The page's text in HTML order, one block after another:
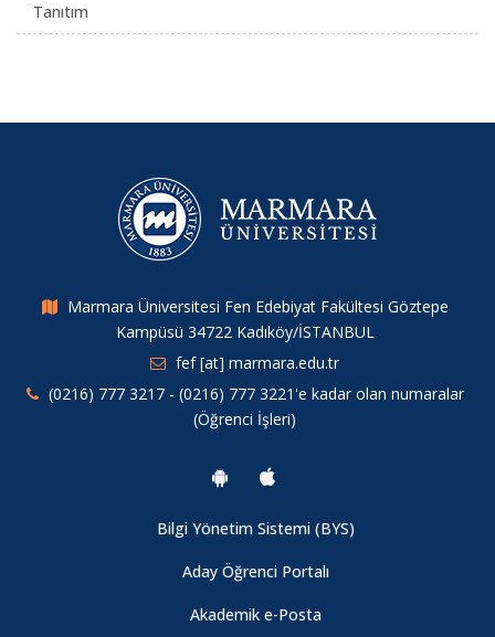
Tanıtım
Marmara Üniversitesi Fen Edebiyat Fakültesi Göztepe
Kampüsü 34722 Kadıköy/İSTANBUL
fef [at] marmara.edu.tr
(0216) 777 3217 - (0216) 777 3221'e kadar olan numaralar
(Öğrenci İşleri)
Bilgi Yönetim Sistemi (BYS)
Aday Öğrenci Portalı
Akademik e-Posta